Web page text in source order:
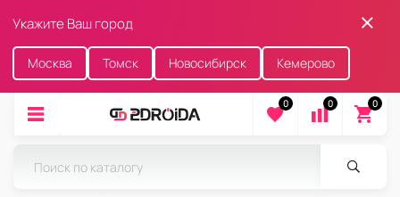
Укажите Ваш город
Москва Томск Новосибирск Кемерово
0 0 0